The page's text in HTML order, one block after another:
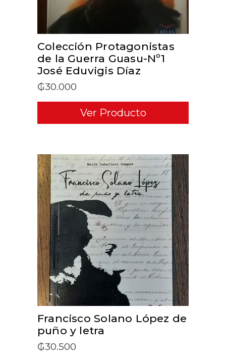
Colección Protagonistas
de la Guerra Guasu-Nº1
José Eduvigis Díaz
₲30.000
Ver Producto
ADD TO CART
Francisco Solano López de
puño y letra
₲30.500